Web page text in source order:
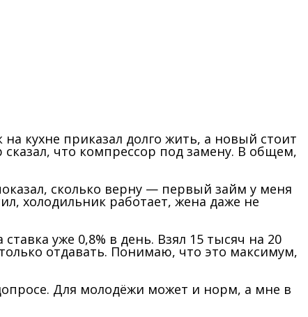
кухне приказал долго жить, а новый стоит
что компрессор под замену. В общем,
сколько верну — первый займ у меня
холодильник работает, жена даже не
уже 0,8% в день. Взял 15 тысяч на 20
отдавать. Понимаю, что это максимум,
Для молодёжи может и норм, а мне в